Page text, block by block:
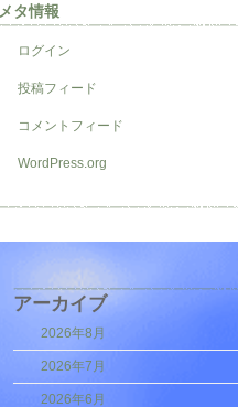
メタ情報
ログイン
投稿フィード
コメントフィード
WordPress.org
アーカイブ
2026年8月
2026年7月
2026年6月